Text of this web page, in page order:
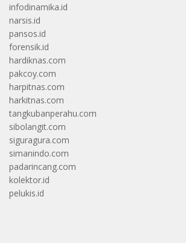
infodinamika.id
narsis.id
pansos.id
forensik.id
hardiknas.com
pakcoy.com
harpitnas.com
harkitnas.com
tangkubanperahu.com
sibolangit.com
siguragura.com
simanindo.com
padarincang.com
kolektor.id
pelukis.id